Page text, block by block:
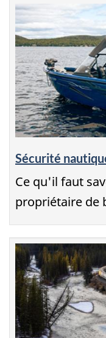
Sécurité
Ce qu'il faut
propriétaire de